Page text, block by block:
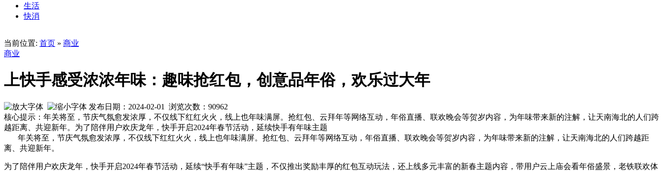
生活
快消
当前位置: 首页 » 商业
商业
上快手感受浓浓年味：趣味抢红包，创意品年俗，欢乐过大年
发布日期：2024-02-01 浏览次数： 90962
核心提示：年关将至，节庆气氛愈发浓厚，不仅线下红红火火，线上也年味满屏。抢红包、云拜年等网络互动，年俗直播、联欢晚会等贺岁内容，为年味带来新的注解，让天南海北的人们跨
越距离、共迎新年。为了陪伴用户欢庆龙年，快手开启2024年春节活动，延续快手有年味主题
年关将至，节庆气氛愈发浓厚，不仅线下红红火火，线上也年味满屏。抢红包、云拜年等网络互动，年俗直播、联欢晚会等贺岁内容，为年味带来新的注解，让天南海北的人们跨越距
离、共迎新年。
为了陪伴用户欢庆龙年，快手开启2024年春节活动，延续“快手有年味”主题，不仅推出奖励丰厚的红包互动玩法，还上线多元丰富的新春主题内容，带用户云上庙会看年俗盛景，老铁联欢体